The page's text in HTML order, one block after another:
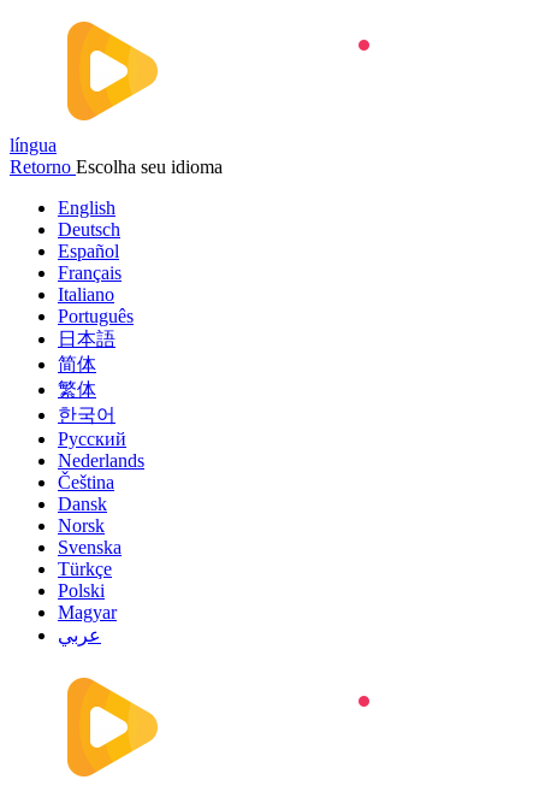
língua
Retorno Escolha seu idioma
English
Deutsch
Español
Français
Italiano
Português
日本語
简体
繁体
한국어
Русский
Nederlands
Čeština
Dansk
Norsk
Svenska
Türkçe
Polski
Magyar
عربي